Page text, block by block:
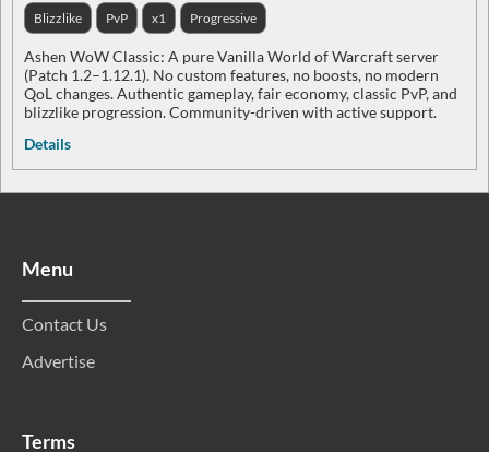
Blizzlike PvP x1 Progressive
Ashen WoW Classic: A pure Vanilla World of Warcraft server
(Patch 1.2–1.12.1). No custom features, no boosts, no modern
QoL changes. Authentic gameplay, fair economy, classic PvP, and
blizzlike progression. Community-driven with active support.
Details
Menu
Contact Us
Advertise
Terms